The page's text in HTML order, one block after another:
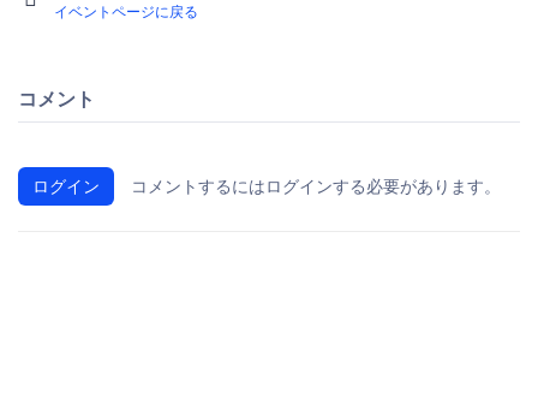
イベントページに戻る
コメント
ログイン コメントするにはログインする必要があります。